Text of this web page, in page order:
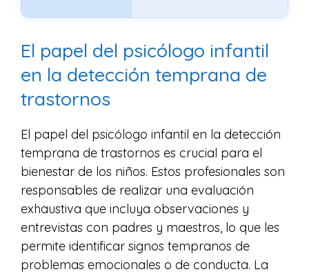
El papel del psicólogo infantil
en la detección temprana de
trastornos
El papel del psicólogo infantil en la detección
temprana de trastornos es crucial para el
bienestar de los niños. Estos profesionales son
responsables de realizar una evaluación
exhaustiva que incluya observaciones y
entrevistas con padres y maestros, lo que les
permite identificar signos tempranos de
problemas emocionales o de conducta. La